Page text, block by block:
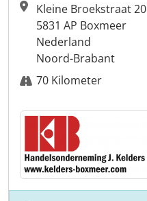
Kleine Broekstraat 20
5831 AP Boxmeer
Nederland
Noord-Brabant
70 Kilometer